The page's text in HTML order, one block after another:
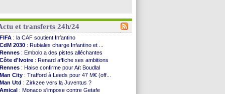
et transferts 24h/24
FIFA : la CAF soutient Infantino
CdM 2030 : Rubiales charge Infantino et ...
Rennes : Embolo a des pistes alléchantes
Côte d'Ivoire : Renard affiche ses ambitions
Rennes : Haise confirme pour Aït Boudlal
Man City : Trafford à Leeds pour 47 M€ (off...
Man Utd : Zirkzee vers la Juventus ?
Amical : Monaco s'impose contre Getafe